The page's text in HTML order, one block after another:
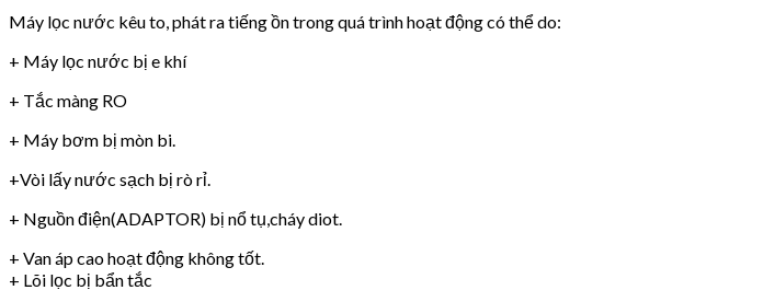
Máy lọc nước kêu to, phát ra tiếng ồn trong quá trình hoạt động có thể do:
+ Máy lọc nước bị e khí
+ Tắc màng RO
+ Máy bơm bị mòn bi.
+Vòi lấy nước sạch bị rò rỉ.
+ Nguồn điện(ADAPTOR) bị nổ tụ,cháy diot.
+ Van áp cao hoạt động không tốt.
+ Lõi lọc bị bẩn tắc